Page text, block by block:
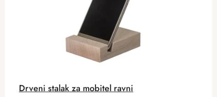
Drveni stalak za mobitel ravni